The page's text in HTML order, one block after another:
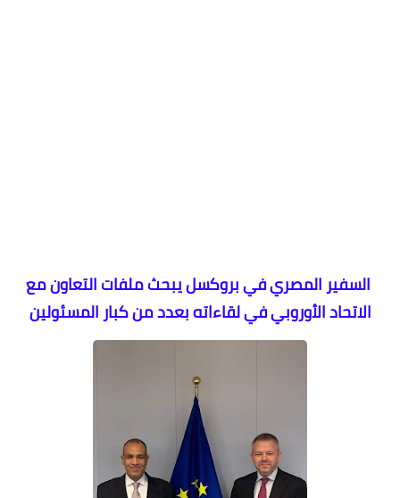
السفير المصري في بروكسل يبحث ملفات التعاون مع
الاتحاد الأوروبي في لقاءاته بعدد من كبار المسئولين